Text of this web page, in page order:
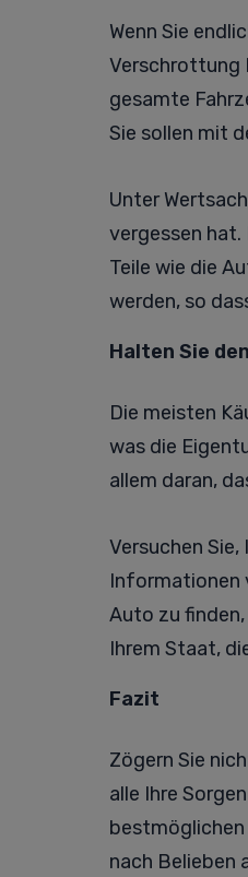
Wenn Sie
Verschrottung
gesamte
Sie sollen mit
Unter
vergessen hat.
Teile wie die
werden, so
Halten Sie
Die meisten
was die
allem daran,
Versuchen
Informationen
Auto zu finden,
Ihrem Staat,
Fazit
Zögern Sie
alle Ihre
bestmöglichen
nach Belieben